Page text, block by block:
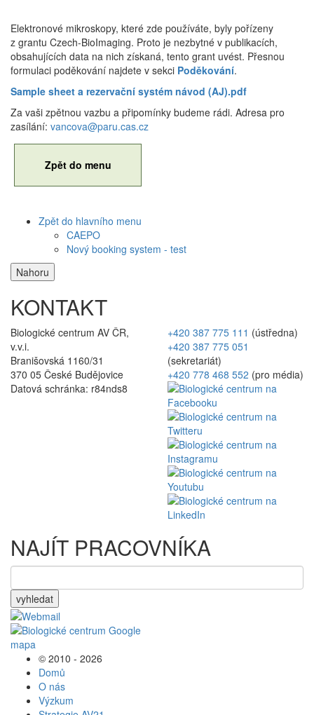
Elektronové mikroskopy, které zde používáte, byly pořízeny
z grantu Czech‑BioImaging. Proto je nezbytné v publikacích,
obsahujících data na nich získaná, tento grant uvést. Přesnou
formulaci poděkování najdete v sekci Poděkování.
Sample sheet a rezervační systém návod (AJ).pdf
Za vaši zpětnou vazbu a připomínky budeme rádi. Adresa pro
zasílání: vancova@paru.cas.cz
Zpět do menu
Zpět do hlavního menu
CAEPO
Nový booking system - test
Nahoru
KONTAKT
Biologické centrum AV ČR,
v.v.i.
Branišovská 1160/31
370 05 České Budějovice
Datová schránka: r84nds8
+420 387 775 111 (ústředna)
+420 387 775 051
(sekretariát)
+420 778 468 552 (pro média)
NAJÍT PRACOVNÍKA
vyhledat
© 2010 - 2026
Domů
O nás
Výzkum